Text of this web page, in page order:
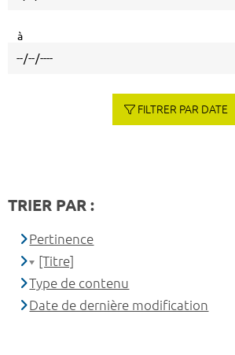
à
FILTRER PAR DATE
TRIER PAR :
Pertinence
[Titre]
Type de contenu
Date de dernière modification